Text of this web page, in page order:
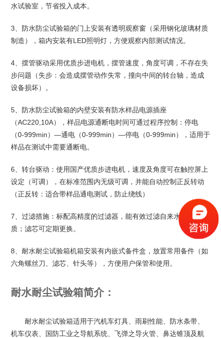
水试验室，节省投入成本。
3 、防水防尘试验箱的门上安装有透明观察窗（采用钢化玻璃材质
制造），箱内安装有LED照明灯，方便观察内部测试情况。
4、摆管驱动采用优质步进电机，摆管速度，角度可调，不存在失
步问题（失步：会造成摆管动作失常，撞向中间的转台轴，造成
设备损坏）。
5、防水防尘试验箱的内壁安装有防水样品电源插座
（AC220,10A），样品电源通断电时间可通过程序控制：停电
（0-999min）—通电（0-999min）—停电（0-999min），适用于
样品在测试中需要通断电。
6 、转台驱动：使用国产优质步进电机，速度及角度可在触控屏上
设定（可调），在标准范围内无级可调，并能自动控制正反转动
（正反转：适合带样品通电测试，防止绕线）
7 、过滤措施：标配高精度的过滤器，能有效过滤自来水中的杂
质；滤芯可定期更换。
8 、耐水耐尘试验箱机箱安装有内嵌式备件盒，放置常用备件（如
六角螺丝刀、滤芯、针头等），方便用户保管和使用。
耐水耐尘试验箱简介：
耐水耐尘试验箱适用于汽机车灯具、雨刷性能、防水条带、
机车仪表、国防工业之导航系统、飞弹之导火管、鼻达锥顶及航